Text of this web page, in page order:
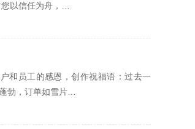
以信任为舟，…
和员工的感恩，创作祝福语：过去一
勃，订单如雪片…